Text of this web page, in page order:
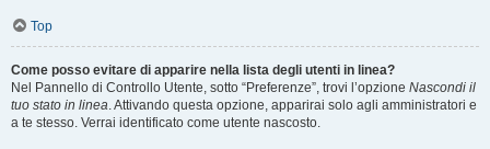
Top
Come posso evitare di apparire nella lista degli utenti in linea?
Nel Pannello di Controllo Utente, sotto “Preferenze”, trovi l’opzione Nascondi il
tuo stato in linea. Attivando questa opzione, apparirai solo agli amministratori e
a te stesso. Verrai identificato come utente nascosto.